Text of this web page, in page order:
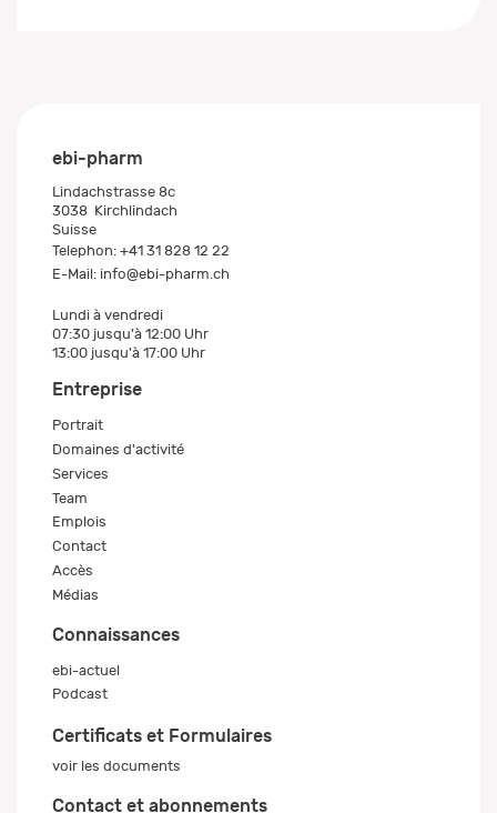
ebi-pharm
Lindachstrasse 8c
3038 Kirchlindach
Suisse
Telephon: +41 31 828 12 22
E-Mail: info@ebi-pharm.ch
Lundi à vendredi
07:30 jusqu'à 12:00 Uhr
13:00 jusqu'à 17:00 Uhr
Entreprise
Portrait
Domaines d'activité
Services
Team
Emplois
Contact
Accès
Médias
Connaissances
ebi-actuel
Podcast
Certificats et Formulaires
voir les documents
Contact et abonnements